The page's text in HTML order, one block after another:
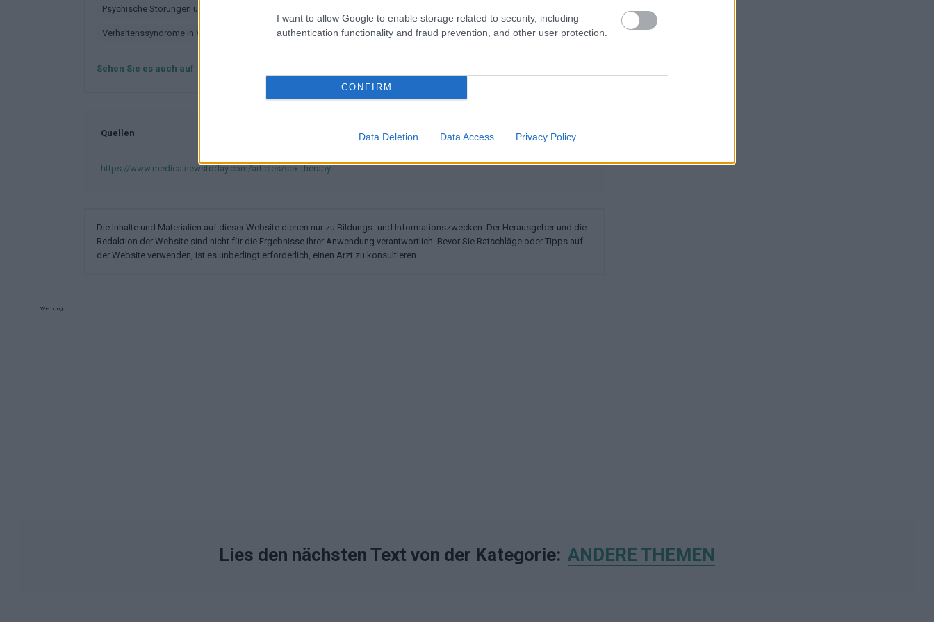
I want to allow Google to enable storage related to security, including
authentication functionality and fraud prevention, and other user protection.
CONFIRM
Data Deletion Data Access Privacy Policy
Psychische Störungen und Verhaltensstörungen
Verhaltenssyndrome in Verbindung mit physiologischen Störungen und physischen Faktoren
Sehen Sie es auch auf
Quellen
https://www.medicalnewstoday.com/articles/sex-therapy
Die Inhalte und Materialien auf dieser Website dienen nur zu Bildungs- und Informationszwecken. Der Herausgeber und die
Redaktion der Website sind nicht für die Ergebnisse ihrer Anwendung verantwortlich. Bevor Sie Ratschläge oder Tipps auf
der Website verwenden, ist es unbedingt erforderlich, einen Arzt zu konsultieren.
Werbung:
Lies den nächsten Text von der Kategorie: ANDERE THEMEN